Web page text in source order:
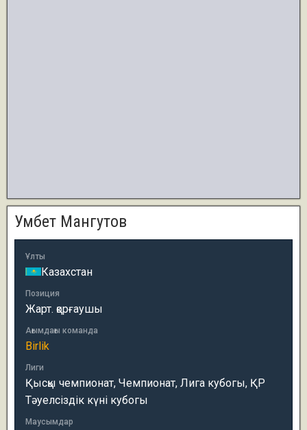
Умбет Мангутов
Ұлты
Казахстан
Позиция
Жарт. қорғаушы
Ағымдағы команда
Birlik
Лиги
Қысқы чемпионат, Чемпионат, Лига кубогы, ҚР
Тәуелсіздік күні кубогы
Маусымдар